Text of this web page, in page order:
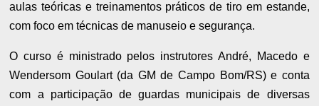
aulas teóricas e treinamentos práticos de tiro em estande,
com foco em técnicas de manuseio e segurança.
O curso é ministrado pelos instrutores André, Macedo e
Wendersom Goulart (da GM de Campo Bom/RS) e conta
com a participação de guardas municipais de diversas